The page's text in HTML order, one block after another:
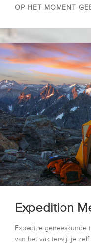
OP HET MOMENT
Expedition
Expeditie geneeskunde
van het vak terwijl je